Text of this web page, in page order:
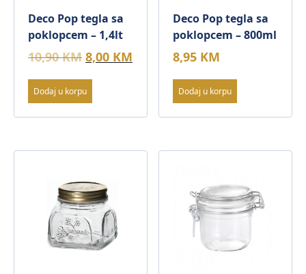
Deco Pop tegla sa
poklopcem – 1,4lt
10,90KM Original
was:
10,90 KM.
8,00 KM Current
8,00 KM.
Dodaj u korpu
Deco Pop tegla sa
poklopcem – 800ml
8,95 KM
Dodaj u korpu